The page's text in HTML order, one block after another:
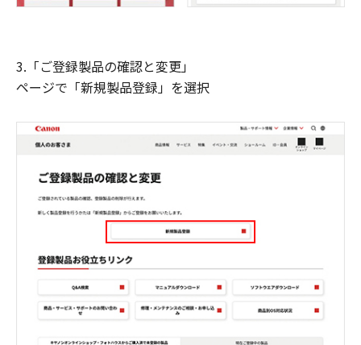
3.「ご登録製品の確認と変更」
ページで「新規製品登録」を選択